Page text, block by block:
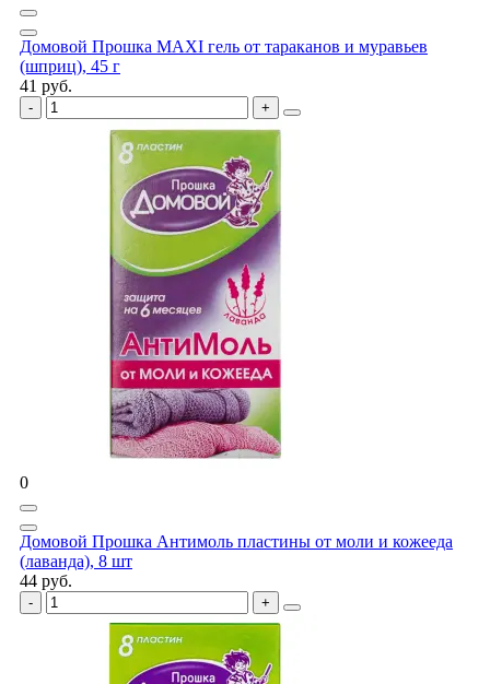
Домовой Прошка MAXI гель от тараканов и муравьев
(шприц), 45 г
41 руб.
0
Домовой Прошка Антимоль пластины от моли и кожееда
(лаванда), 8 шт
44 руб.